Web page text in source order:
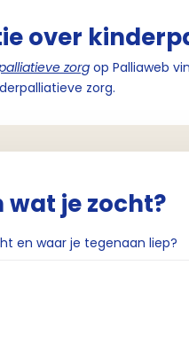
over
zorgop Palliaweb
zorg.
wat je zocht?
en waar je tegenaan liep?